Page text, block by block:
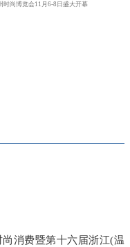
时尚博览会11月6-8日盛大开幕
消费暨第十六届浙江(温